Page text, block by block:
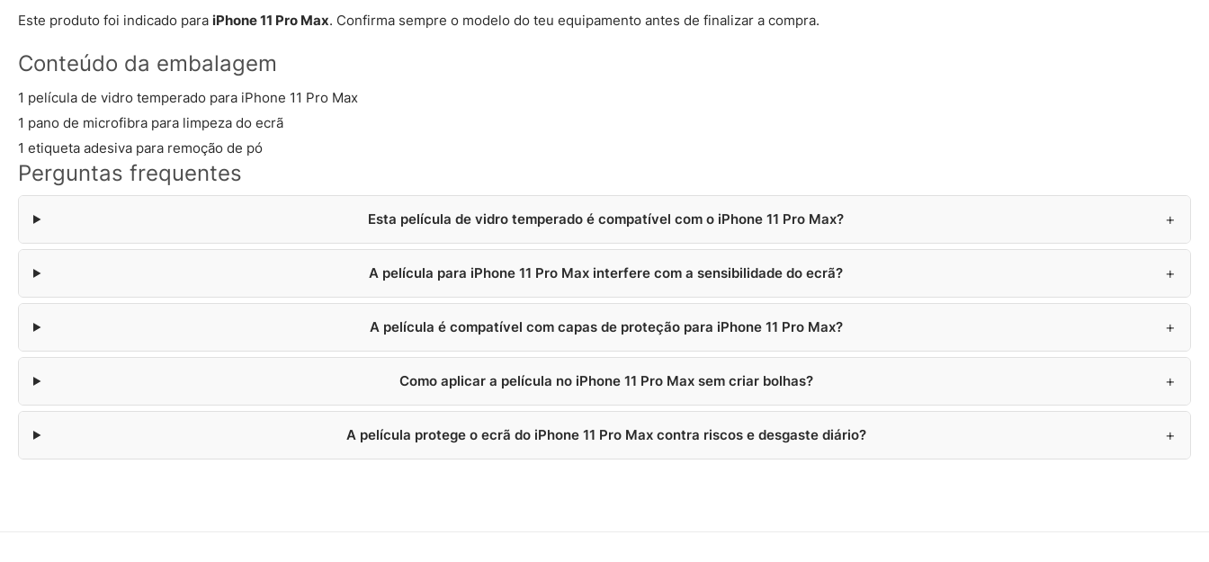
Este produto foi indicado para iPhone 11 Pro Max. Confirma sempre o modelo do teu equipamento antes de finalizar a compra.
Conteúdo da embalagem
1 película de vidro temperado para iPhone 11 Pro Max
1 pano de microfibra para limpeza do ecrã
1 etiqueta adesiva para remoção de pó
Perguntas frequentes
Esta película de vidro temperado é compatível com o iPhone 11 Pro Max? +
A película para iPhone 11 Pro Max interfere com a sensibilidade do ecrã? +
A película é compatível com capas de proteção para iPhone 11 Pro Max? +
Como aplicar a película no iPhone 11 Pro Max sem criar bolhas? +
A película protege o ecrã do iPhone 11 Pro Max contra riscos e desgaste diário? +